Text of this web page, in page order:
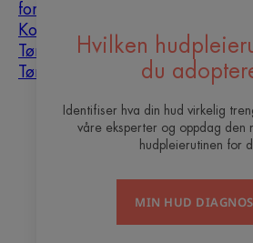
Hvilken
du
Identifiser hva din hud virkelig
våre eksperter og oppdag den
hudpleierutinen for
MIN HUD
for urenheter
Kombinasjonshud
Tørr hud
Tørrhet og dehydrering
Om oss
Vil du bli vår content
creator?